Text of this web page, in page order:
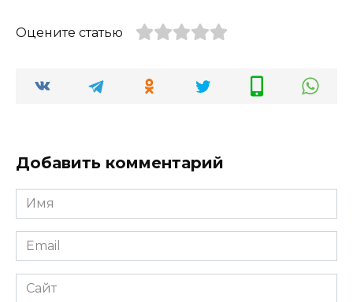
Оцените статью
Добавить комментарий
Имя
*
Email
*
Сайт